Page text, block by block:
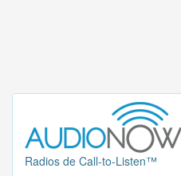
Radios de Call-to-Listen™